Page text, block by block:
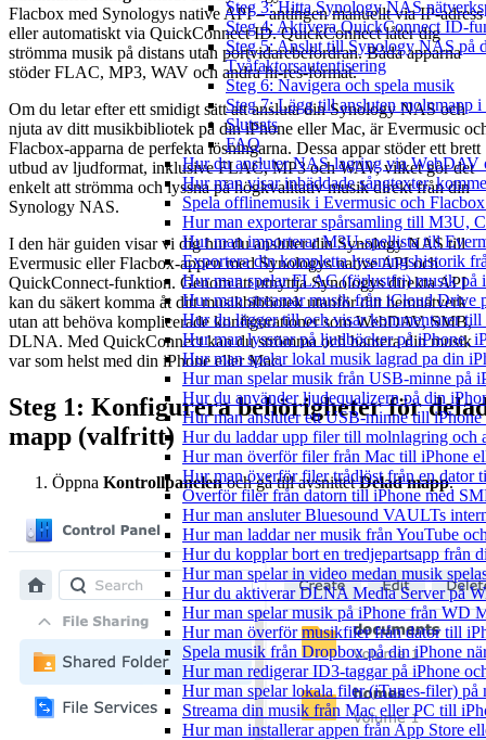
Steg 3: Hitta Synology NAS
Steg 4: Aktivera QuickConnect ID-
Steg 5: Anslut till Synology NAS på
Tvåfaktorsautentisering
Steg 6: Navigera och spela musik
Steg 7: Lägg till ansluten molnmapp
Slutsats
FAQ
Hur du ansluter NAS-lagring via WebDAV
Hur man visar inbäddade sångtexter,
Spela offlinemusik i Evermusic och
Hur man exporterar spårsamling till M3U,
Hur man importerar M3U-spellista till
Exportera din kompletta lyssningshistorik
Hur man spelar FLAC (förlustfri) musik på
Hur man streamar musik från iCloud Drive
Hur du lägger till och visar kommentarer
Hur man lyssnar på ljudböcker på iPhone,
Hur man spelar lokal musik lagrad pa din
Hur man spelar musik från USB-minne på
Hur du använder ljudequalizern på din
Hur man ansluter ett USB-minne till
Hur du laddar upp filer till molnlagring och
Hur man överför filer från Mac till iPhone
Hur man överför filer trådlöst från en dator
Överför filer från datorn till iPhone med
Hur man ansluter Bluesound VAULTs
Hur man laddar ner musik från YouTube
Hur du kopplar bort en tredjepartsapp från
Hur man spelar in video medan musik
Hur du aktiverar DLNA Media Server på
Hur man spelar musik på iPhone från WD
Hur man överför musikfiler från dator till
Spela musik från Dropbox på din iPhone
Hur man redigerar ID3-taggar på iPhone
Hur man spelar lokala filer (iTunes-filer) på
Streama din musik från Mac eller PC till
Hur man installerar appen från App Store
Flacbox med Synologys native API – antingen manuellt via IP-adress
eller automatiskt via QuickConnect ID. QuickConnect låter dig
strömma musik på distans utan portvidarebefordran. Båda apparna
stöder FLAC, MP3, WAV och andra hi-res-format.
Om du letar efter ett smidigt sätt att ansluta din Synology NAS och
njuta av ditt musikbibliotek på din iPhone eller Mac, är Evermusic
Flacbox-apparna de perfekta lösningarna. Dessa appar stöder ett brett
utbud av ljudformat, inklusive FLAC, MP3 och WAV, vilket gör det
enkelt att strömma och lyssna på högkvalitativ musik direkt från din
Synology NAS.
I den här guiden visar vi dig hur du ansluter din Synology NAS till
Evermusic eller Flacbox-appen med Synologys native API och
QuickConnect-funktion. Genom att utnyttja Synologys direkta API
kan du säkert komma åt ditt musikbibliotek utanför ditt hemnätverk
utan att behöva komplicerade konfigurationer som WebDAV, SMB,
DLNA. Med QuickConnect kan du strömma och hantera din musik
var som helst med din iPhone eller Mac.
Steg 1: Konfigurera behörigheter för
mapp (valfritt)
Öppna Kontrollpanelenoch gå till avsnittetDelad mapp.